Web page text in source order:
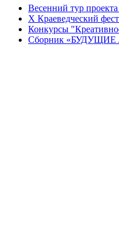
Весенний тур
X Краеведческий
Конкурсы
Сборник «БУДУЩИЕ